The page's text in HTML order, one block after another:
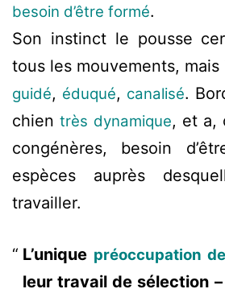
besoin d’être formé.
Son instinct le pousse
tous les mouvements, mais
guidé, éduqué, canalisé.
chientrès dynamique, et a,
congénères, besoin
espèces auprès
travailler.
L’unique préoccupation
leur travail de sélection